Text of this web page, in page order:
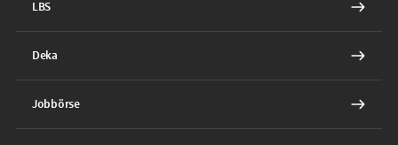
LBS
Deka
Jobbörse